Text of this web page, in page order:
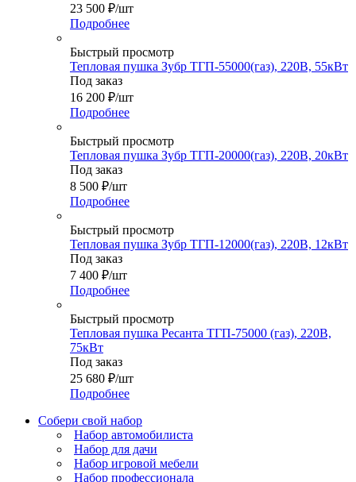
23 500 ₽/шт
Подробнее
Быстрый просмотр
Тепловая пушка Зубр ТГП-55000(газ), 220В, 55кВт
Под заказ
16 200 ₽/шт
Подробнее
Быстрый просмотр
Тепловая пушка Зубр ТГП-20000(газ), 220В, 20кВт
Под заказ
8 500 ₽/шт
Подробнее
Быстрый просмотр
Тепловая пушка Зубр ТГП-12000(газ), 220В, 12кВт
Под заказ
7 400 ₽/шт
Подробнее
Быстрый просмотр
Тепловая пушка Ресанта ТГП-75000 (газ), 220В,
75кВт
Под заказ
25 680 ₽/шт
Подробнее
Собери свой набор
Набор автомобилиста
Набор для дачи
Набор игровой мебели
Набор профессионала